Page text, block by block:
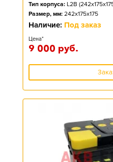
Тип корпуса: L2B
Размер, мм: 242x175x175
Наличие: Под заказ
Цена*
9 000 руб.